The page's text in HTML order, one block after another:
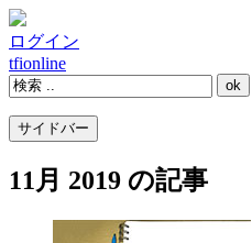
ログイン
tfionline
サイドバー
11月 2019 の記事